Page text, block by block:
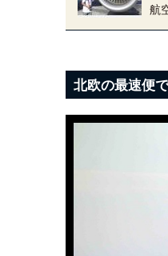
航
北欧の最速便